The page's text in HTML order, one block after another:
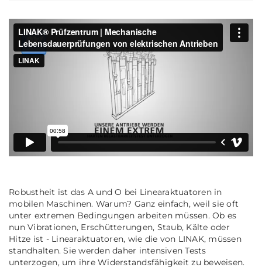
Robustheit ist das A und O bei Linearaktuatoren in
mobilen Maschinen. Warum? Ganz einfach, weil sie oft
unter extremen Bedingungen arbeiten müssen. Ob es
nun Vibrationen, Erschütterungen, Staub, Kälte oder
Hitze ist - Linearaktuatoren, wie die von LINAK, müssen
standhalten. Sie werden daher intensiven Tests
unterzogen, um ihre Widerstandsfähigkeit zu beweisen.